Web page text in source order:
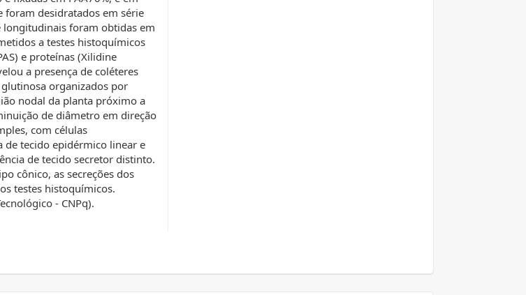
foram desidratados em série
longitudinais foram obtidas em
a testes histoquímicos
e proteínas (Xilidine
a presença de coléteres
glutinosa organizados por
nodal da planta próximo a
de diâmetro em direção
com células
de tecido epidérmico linear e
de tecido secretor distinto.
cônico, as secreções dos
testes histoquímicos.
- CNPq).